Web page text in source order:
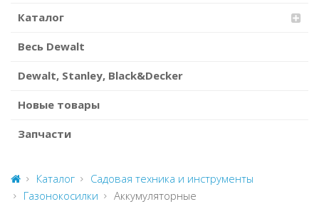
Каталог
Весь Dewalt
Dewalt, Stanley, Black&Decker
Новые товары
Запчасти
Каталог
Садовая техника и инструменты
Газонокосилки
Аккумуляторные